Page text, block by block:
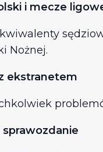
i mecze
Nożnej.
ekstranetem